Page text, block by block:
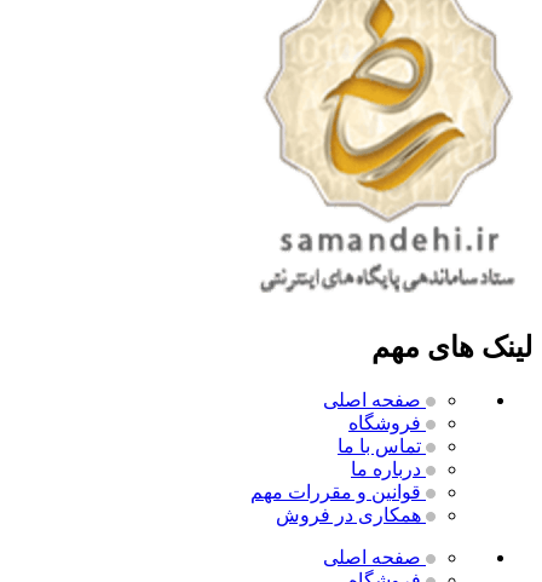
لینک های مهم
صفحه اصلی
فروشگاه
تماس با ما
درباره ما
قوانین و مقررات مهم
همکاری در فروش
صفحه اصلی